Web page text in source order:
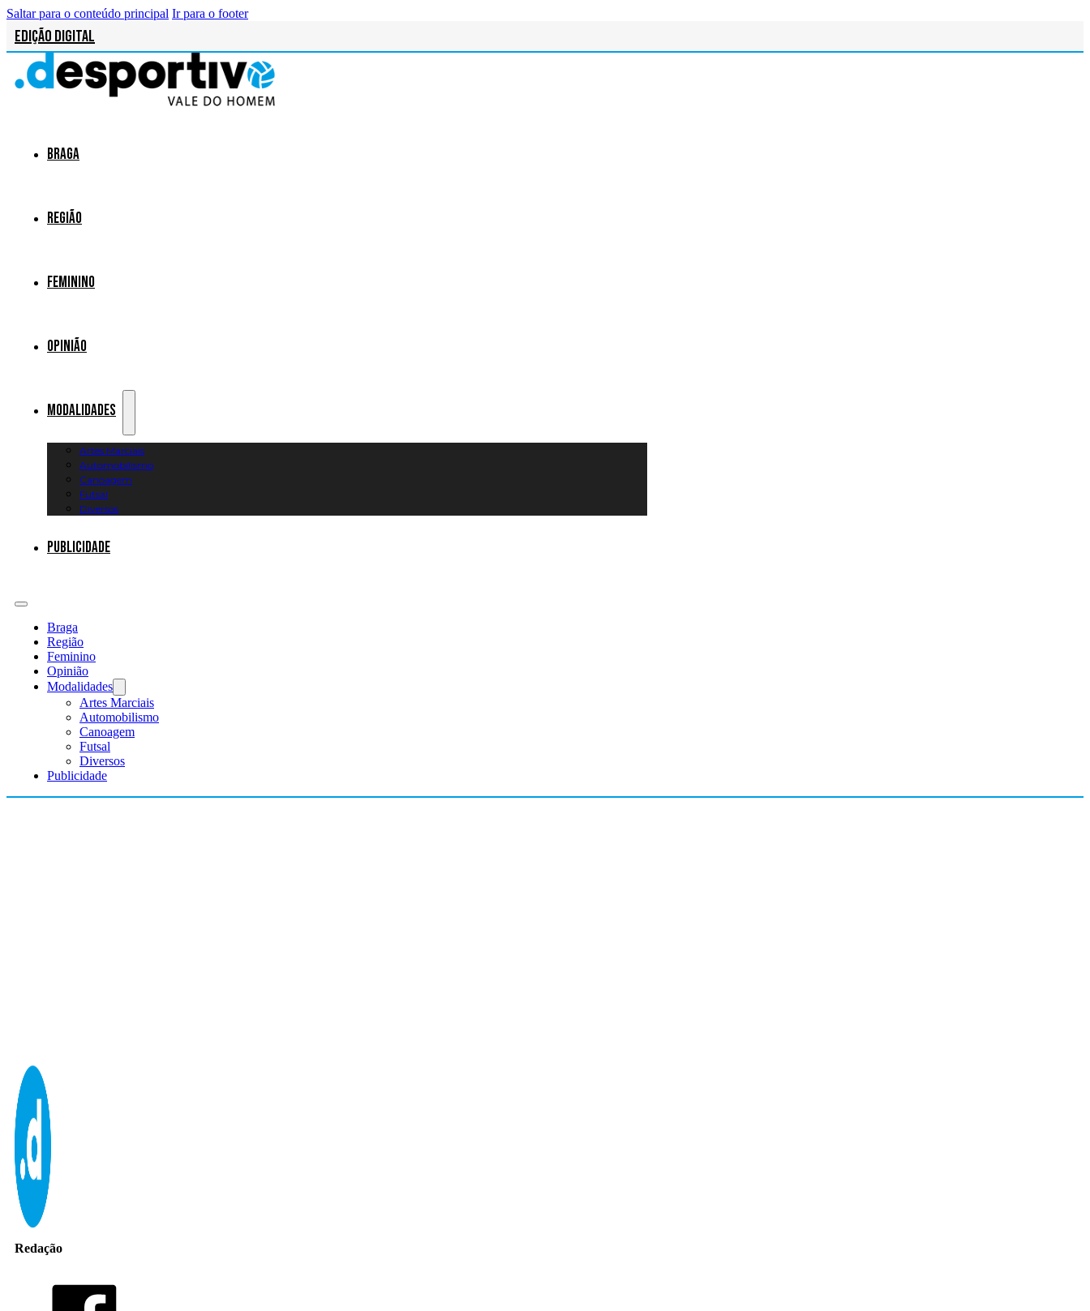
Saltar para o conteúdo principal Ir para o footer
Edição Digital
Braga
Região
Feminino
Opinião
Modalidades
Artes Marciais
Automobilismo
Canoagem
Futsal
Diversos
Publicidade
Braga
Região
Feminino
Opinião
Modalidades
Artes Marciais
Automobilismo
Canoagem
Futsal
Diversos
Publicidade
Redação